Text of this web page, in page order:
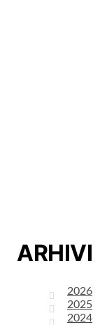
ARHIVI
2026
2025
2024